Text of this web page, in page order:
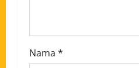
Nama *